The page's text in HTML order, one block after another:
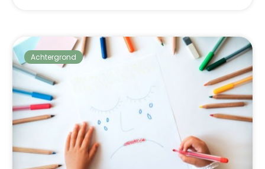
Achtergrond